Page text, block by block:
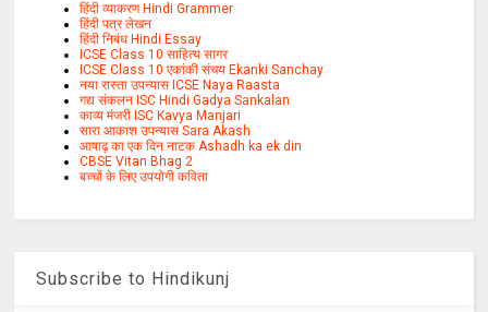
हिंदी व्याकरण Hindi Grammer
हिंदी पत्र लेखन
हिंदी निबंध Hindi Essay
ICSE Class 10 साहित्य सागर
ICSE Class 10 एकांकी संचय Ekanki Sanchay
नया रास्ता उपन्यास ICSE Naya Raasta
गद्य संकलन ISC Hindi Gadya Sankalan
काव्य मंजरी ISC Kavya Manjari
सारा आकाश उपन्यास Sara Akash
आषाढ़ का एक दिन नाटक Ashadh ka ek din
CBSE Vitan Bhag 2
बच्चों के लिए उपयोगी कविता
Subscribe to Hindikunj